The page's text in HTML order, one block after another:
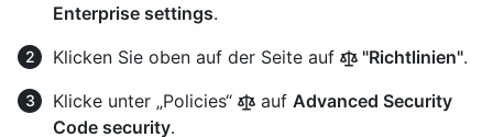
Enterprise settings.
Klicken Sie oben auf der Seite auf
"Richtlinien".
Klicke unter „Policies“
auf Advanced Security
Code security.